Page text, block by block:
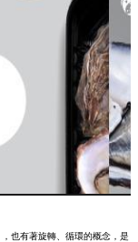
也有著旋轉、循環的概念，是